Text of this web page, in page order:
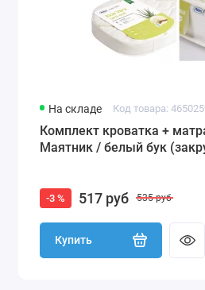
На складе Код товара:
Комплект кроватка +
Маятник / белый бук
-3 % 517 руб 535 руб
Купить